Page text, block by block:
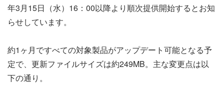
年3月15日（水）16：00以降より順次提供開始するとお知
らせしています。
約1ヶ月ですべての対象製品がアップデート可能となる予
定で、更新ファイルサイズは約249MB。主な変更点は以
下の通り。